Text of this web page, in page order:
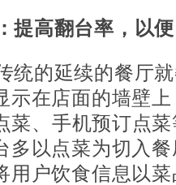
提高翻台率，以
统的延续的餐厅
示在店面的墙壁
菜、手机预订点
多以点菜为切入
用户饮食信息以